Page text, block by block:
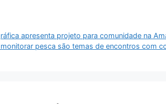
apresenta projeto para comunidade na
pesca são temas de encontros com